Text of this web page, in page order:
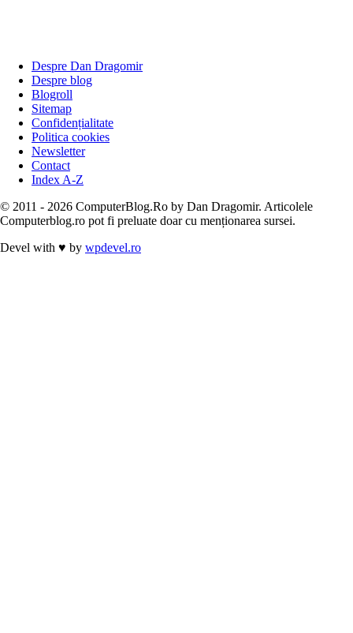
Despre Dan Dragomir
Despre blog
Blogroll
Sitemap
Confidențialitate
Politica cookies
Newsletter
Contact
Index A-Z
© 2011 - 2026 ComputerBlog.Ro by Dan Dragomir. Articolele
Computerblog.ro pot fi preluate doar cu menționarea sursei.
Devel with ♥ by wpdevel.ro